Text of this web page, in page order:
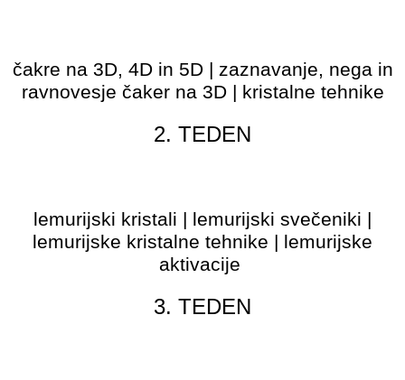
čakre na 3D, 4D in 5D | zaznavanje, nega in
ravnovesje čaker na 3D | kristalne tehnike
2. TEDEN
lemurijski kristali | lemurijski svečeniki |
lemurijske kristalne tehnike | lemurijske
aktivacije
3. TEDEN